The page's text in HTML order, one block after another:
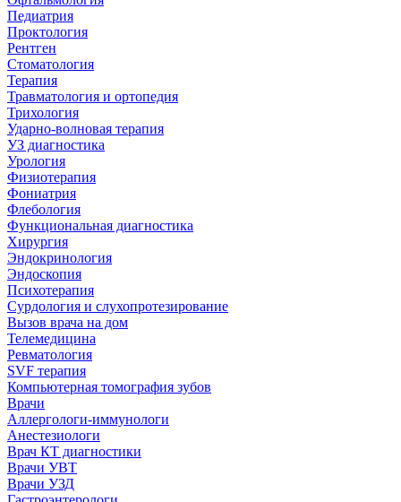
Педиатрия
Проктология
Рентген
Стоматология
Терапия
Травматология и ортопедия
Трихология
Ударно-волновая терапия
УЗ диагностика
Урология
Физиотерапия
Фониатрия
Флебология
Функциональная диагностика
Хирургия
Эндокринология
Эндоскопия
Психотерапия
Сурдология и слухопротезирование
Вызов врача на дом
Телемедицина
Ревматология
SVF терапия
Компьютерная томография зубов
Врачи
Аллергологи-иммунологи
Анестезиологи
Врач КТ диагностики
Врачи УВТ
Врачи УЗД